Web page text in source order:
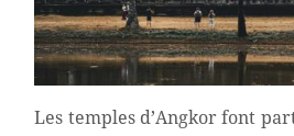
Les temples d’Angkor font